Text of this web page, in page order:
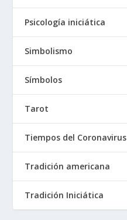
Psicología iniciática
Simbolismo
Símbolos
Tarot
Tiempos del Coronavirus
Tradición americana
Tradición Iniciática